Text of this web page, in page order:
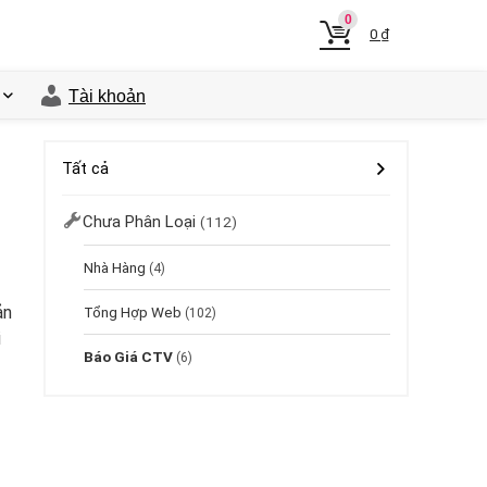
0
0 ₫
Tài khoản
Tất cả
Chưa Phân Loại (112)
Nhà Hàng (4)
Tổng Hợp Web (102)
Báo Giá CTV (6)